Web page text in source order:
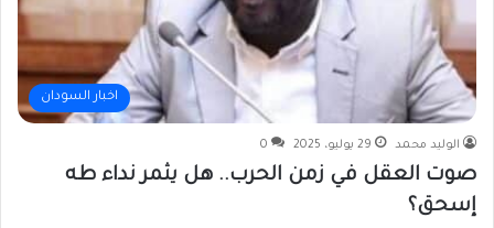
اخبار السودان
الوليد محمد 29 يوليو، 2025 0
صوت العقل في زمن الحرب.. هل يثمر نداء طه
إسحق؟